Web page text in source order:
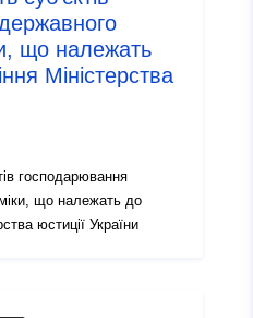
data.europa.eu/88u/dataset/
що належать
Міністерства
господарювання
що належать до
юстиції України